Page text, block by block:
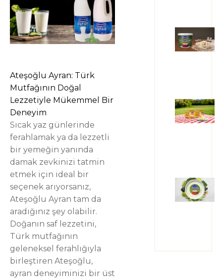
Ateşoğlu Ayran: Türk
Mutfağının Doğal
Lezzetiyle Mükemmel Bir
Deneyim
Sıcak yaz günlerinde
ferahlamak ya da lezzetli
bir yemeğin yanında
damak zevkinizi tatmin
etmek için ideal bir
seçenek arıyorsanız,
Ateşoğlu Ayran tam da
aradığınız şey olabilir.
Doğanın saf lezzetini,
Türk mutfağının
geleneksel ferahlığıyla
birleştiren Ateşoğlu,
ayran deneyiminizi bir üst